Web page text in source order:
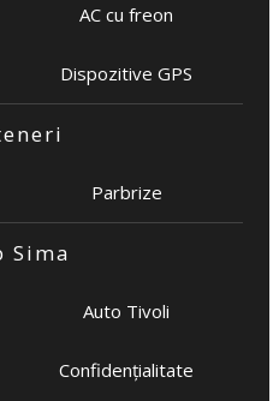
AC cu freon
Dispozitive GPS
Parbrize
Sima
Auto Tivoli
Confidențialitate